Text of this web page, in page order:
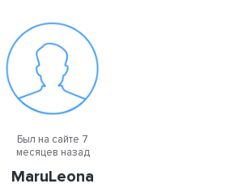
Был на сайте 7
месяцев назад
MaruLeona